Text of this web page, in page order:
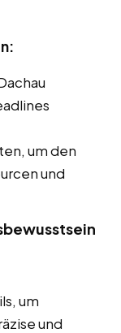
um den
und
um
und